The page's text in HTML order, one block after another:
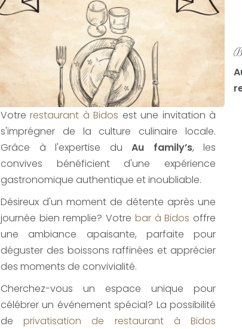
Votrerestaurant à Bidos est une invitation à
s'imprégner de la culture culinaire locale.
Grâce à l'expertise du Au family’s, les
convives bénéficient d'une expérience
gastronomique authentique et inoubliable.
Désireux d'un moment de détente après une
journée bien remplie? Votre bar à Bidos offre
une ambiance apaisante, parfaite pour
déguster des boissons raffinées et apprécier
des moments de convivialité.
Cherchez-vous un espace unique pour
célébrer un événement spécial? La possibilité
deprivatisation de restaurant à Bidos